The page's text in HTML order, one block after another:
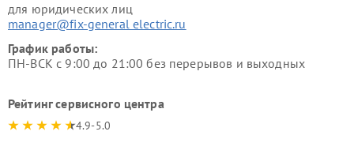
для юридических лиц
manager@fix-general electric.ru
График работы:
ПН-ВСК с 9:00 до 21:00 без перерывов и выходных
Рейтинг сервисного центра
4.9-5.0